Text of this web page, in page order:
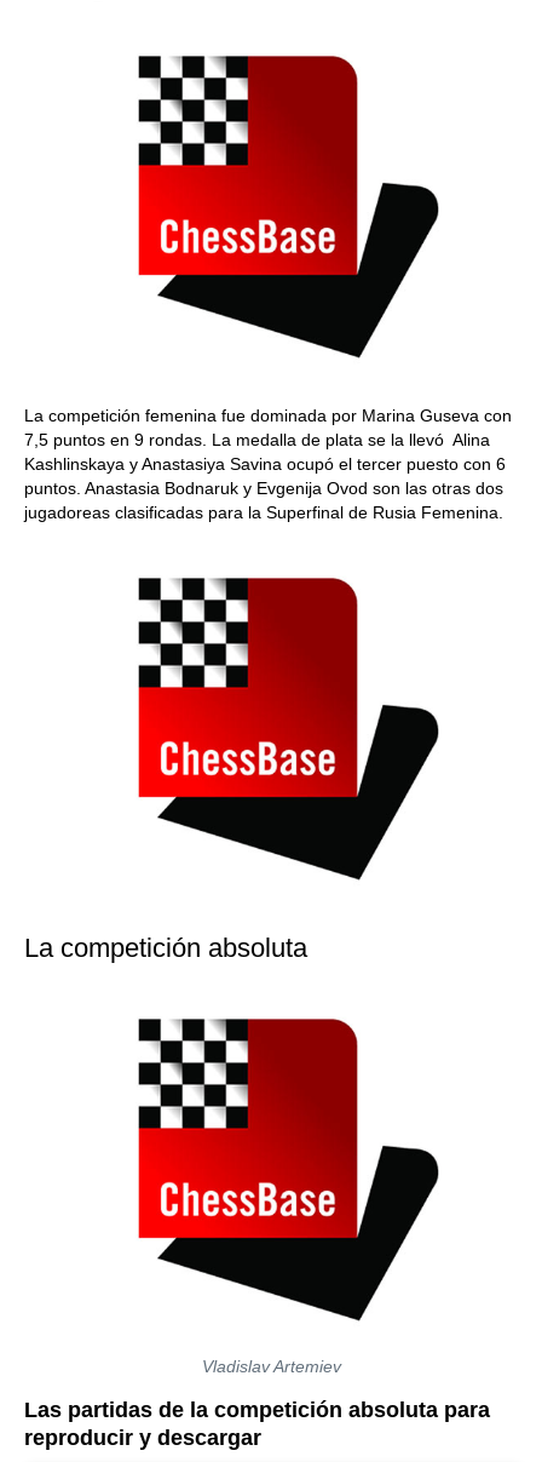
La competición femenina fue dominada por Marina Guseva con
7,5 puntos en 9 rondas. La medalla de plata se la llevó Alina
Kashlinskaya y Anastasiya Savina ocupó el tercer puesto con 6
puntos. Anastasia Bodnaruk y Evgenija Ovod son las otras dos
jugadoreas clasificadas para la Superfinal de Rusia Femenina.
La competición absoluta
Vladislav Artemiev
Las partidas de la competición absoluta para
reproducir y descargar